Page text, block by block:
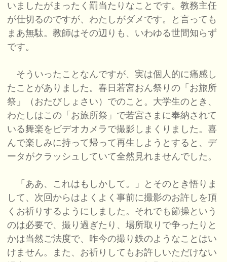
いましたがまったく罰当たりなことです。教務主任
が仕切るのですが、わたしがダメです。と言っても
まあ無駄。教師はその辺りも、いわゆる世間知らず
です。
そういったことなんですが、実は個人的に痛感し
たことがありました。春日若宮おん祭りの「お旅所
祭」（おたびしょさい）でのこと。大学生のとき、
わたしはこの「お旅所祭」で若宮さまに奉納されて
いる舞楽をビデオカメラで撮影しまくりました。喜
んで楽しみに持って帰って再生しようとすると、デ
ータがクラッシュしていて全然見れませんでした。
「ああ、これはもしかして。」とそのとき悟りま
して、次回からはよくよく事前に撮影のお許しを頂
くお祈りするようにしました。それでも節操という
のは必要で、撮り過ぎたり、場所取りで争ったりと
かは当然ご法度で、昨今の撮り鉄のようなことはい
けません。また、お祈りしてもお許しいただけない